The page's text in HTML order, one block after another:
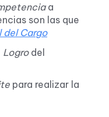
a
son las que
del Cargo
Logrodel
para realizar la